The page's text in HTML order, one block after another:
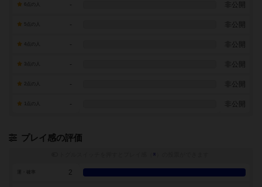
- 非公開
- 非公開
- 非公開
- 非公開
- 非公開
- 非公開
プレイ感の評価
※
2